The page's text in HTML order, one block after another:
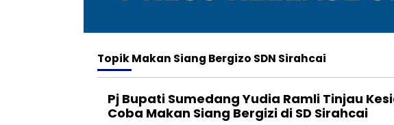
TopikMakan Siang Bergizo SDN Sirahcai
Pj Bupati Sumedang Yudia Ramli Tinjau
Coba Makan Siang Bergizi di SD Sirahcai